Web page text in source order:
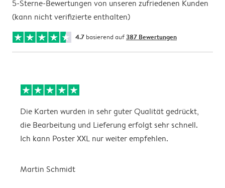
5-Sterne-Bewertungen von unseren zufriedenen Kunden
(kann nicht verifizierte enthalten)
4.7 basierend auf387 Bewertungen
Die Karten wurden in sehr guter Qualität gedrückt,
die Bearbeitung und Lieferung erfolgt sehr schnell.
Ich kann Poster XXL nur weiter empfehlen.
Martin Schmidt